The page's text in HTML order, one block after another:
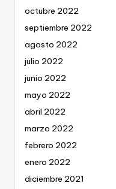
octubre 2022
septiembre 2022
agosto 2022
julio 2022
junio 2022
mayo 2022
abril 2022
marzo 2022
febrero 2022
enero 2022
diciembre 2021